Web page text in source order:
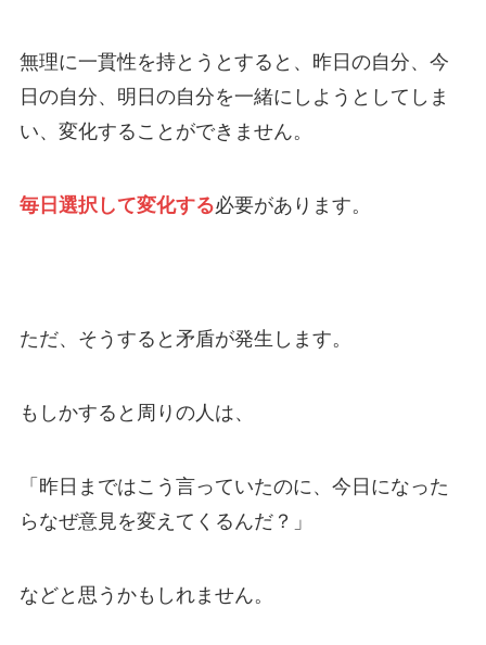
無理に一貫性を持とうとすると、昨日の自分、今
日の自分、明日の自分を一緒にしようとしてしま
い、変化することができません。
毎日選択して変化する必要があります。
ただ、そうすると矛盾が発生します。
もしかすると周りの人は、
「昨日まではこう言っていたのに、今日になった
らなぜ意見を変えてくるんだ？」
などと思うかもしれません。